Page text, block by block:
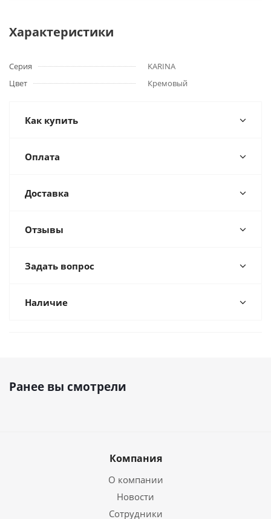
Характеристики
Серия
KARINA
Цвет
Кремовый
Как купить
Оплата
Доставка
Отзывы
Задать вопрос
Наличие
Ранее вы смотрели
Компания
О компании
Новости
Сотрудники